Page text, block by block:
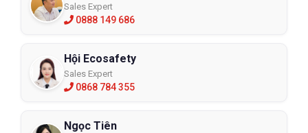
Sales Expert
0888 149 686
Hội Ecosafety
Sales Expert
0868 784 355
Ngọc Tiên